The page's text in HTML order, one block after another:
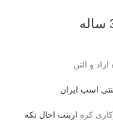
و التن
اسب ایران
کره اربنت اخال تکه